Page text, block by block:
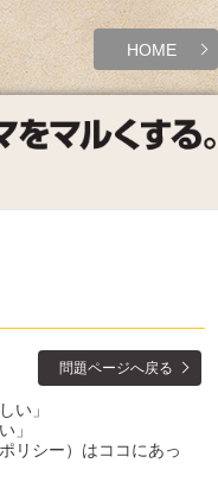
HOME
問題ページへ戻る
い」
」
リシー）はココにあっ